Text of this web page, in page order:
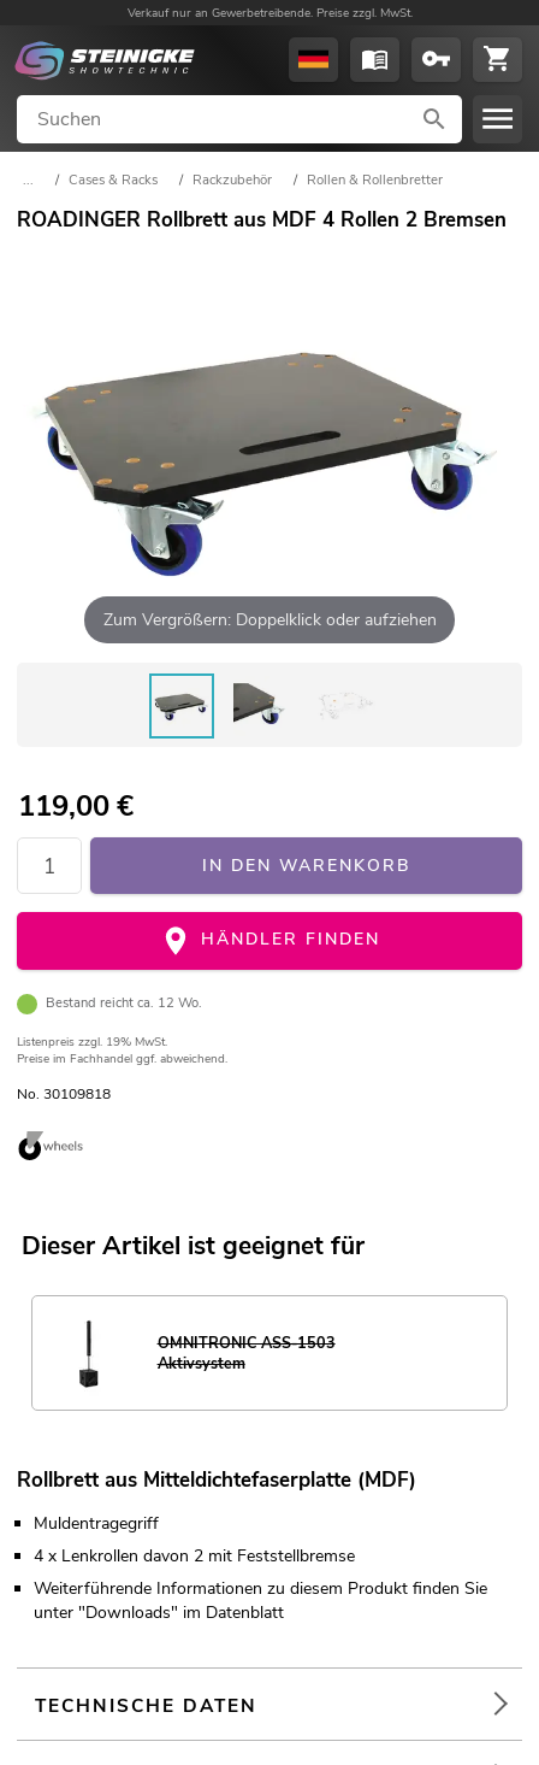
Verkauf nur an Gewerbetreibende. Preise zzgl. MwSt.
... / Cases & Racks / Rackzubehör / Rollen & Rollenbretter
ROADINGER Rollbrett aus MDF 4 Rollen 2 Bremsen
Zum Vergrößern: Doppelklick oder aufziehen
119,00€
IN DEN WARENKORB
HÄNDLER FINDEN
Bestand reicht ca. 12 Wo.
Listenpreis zzgl. 19% MwSt.
Preise im Fachhandel ggf. abweichend.
No. 30109818
Dieser Artikel ist geeignet für
OMNITRONIC ASS-1503
Aktivsystem
Rollbrett aus Mitteldichtefaserplatte (MDF)
Muldentragegriff
4 x Lenkrollen davon 2 mit Feststellbremse
Weiterführende Informationen zu diesem Produkt finden Sie
unter "Downloads" im Datenblatt
TECHNISCHE DATEN